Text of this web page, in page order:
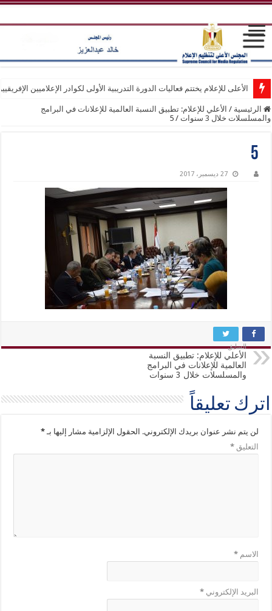
الأعلى للإعلام يختتم فعاليات الدورة التدريبية الأولى لكوادر الإعلاميين
الرئيسية / الأعلي للإعلام: تطبيق النسبة العالمية للإعلانات في البرامج
والمسلسلات خلال 3 سنوات
/
5
5
27 ديسمبر، 2017
السابق
الأعلي للإعلام: تطبيق النسبة
العالمية للإعلانات في البرامج
والمسلسلات خلال 3 سنوات
اترك تعليقاً
لن يتم نشر عنوان بريدك الإلكتروني. الحقول الإلزامية مشار إليها بـ*
التعليق*
الاسم*
البريد الإلكتروني*